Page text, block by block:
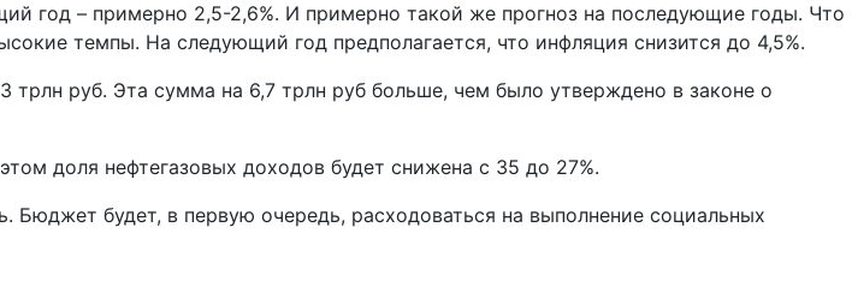
год – примерно 2,5-2,6%. И примерно такой же прогноз на последующие годы. Что
темпы. На следующий год предполагается, что инфляция снизится до 4,5%.
руб. Эта сумма на 6,7 трлн руб больше, чем было утверждено в законе о
доля нефтегазовых доходов будет снижена с 35 до 27%.
Бюджет будет, в первую очередь, расходоваться на выполнение социальных